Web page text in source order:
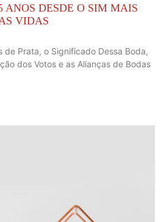
ANOS DESDE O SIM MAIS
VIDAS
de Prata, o Significado Dessa Boda,
dos Votos e as Alianças de Bodas